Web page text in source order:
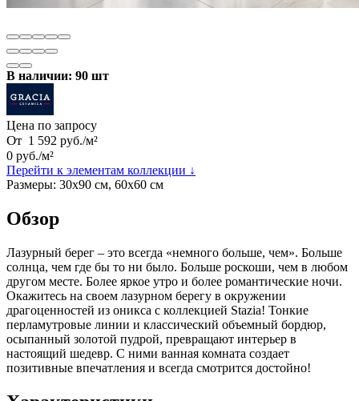
В наличии: 90 шт
Цена по запросу
От 1 592 руб./м²
0 руб./м²
Перейти к элементам коллекции ↓
Размеры: 30х90 см, 60х60 см
Обзор
Лазурный берег – это всегда «немного больше, чем». Больше
солнца, чем где бы то ни было. Больше роскоши, чем в любом
другом месте. Более яркое утро и более романтические ночи.
Окажитесь на своем лазурном берегу в окружении
драгоценностей из оникса с коллекцией Stazia! Тонкие
перламутровые линии и классический объемный бордюр,
осыпанный золотой пудрой, превращают интерьер в
настоящий шедевр. С ними ванная комната создает
позитивные впечатления и всегда смотрится достойно!